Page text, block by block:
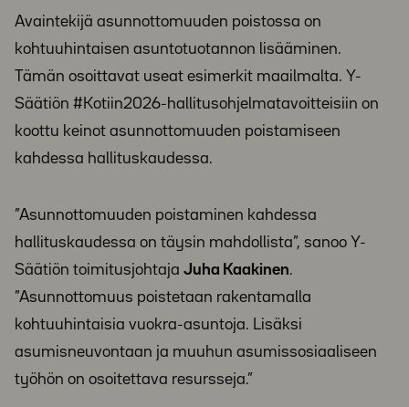
Avaintekijä asunnottomuuden poistossa on
kohtuuhintaisen asuntotuotannon lisääminen.
Tämän osoittavat useat esimerkit maailmalta. Y-
Säätiön #Kotiin2026-hallitusohjelmatavoitteisiin on
koottu keinot asunnottomuuden poistamiseen
kahdessa hallituskaudessa.
”Asunnottomuuden poistaminen kahdessa
hallituskaudessa on täysin mahdollista”, sanoo Y-
Säätiön toimitusjohtaja Juha Kaakinen.
”Asunnottomuus poistetaan rakentamalla
kohtuuhintaisia vuokra-asuntoja. Lisäksi
asumisneuvontaan ja muuhun asumissosiaaliseen
työhön on osoitettava resursseja.”